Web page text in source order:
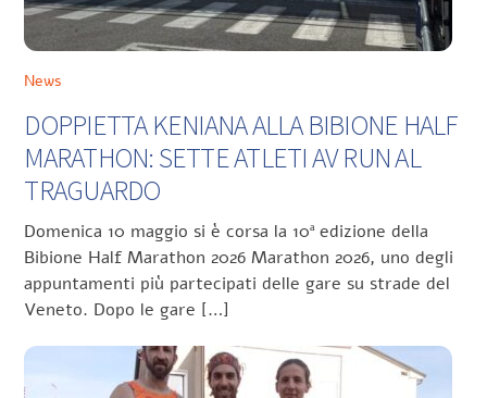
News
DOPPIETTA KENIANA ALLA BIBIONE HALF
MARATHON: SETTE ATLETI AV RUN AL
TRAGUARDO
Domenica 10 maggio si è corsa la 10ª edizione della
Bibione Half Marathon 2026 Marathon 2026, uno degli
appuntamenti più partecipati delle gare su strade del
Veneto. Dopo le gare […]